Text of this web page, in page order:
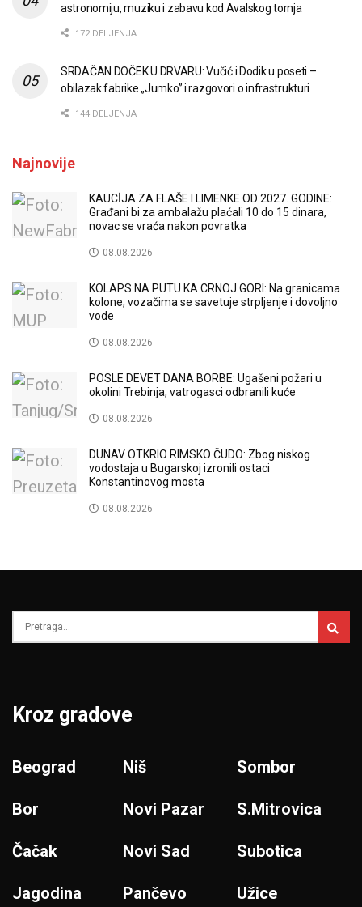
astronomiju, muziku i zabavu kod Avalskog tornja
172 DELJENJA
SRDAČAN DOČEK U DRVARU: Vučić i Dodik u poseti –
obilazak fabrike „Jumko” i razgovori o infrastrukturi
144 DELJENJA
Najnovije
KAUCİJA ZA FLAŠE I LIMENKE OD 2027. GODINE:
Građani bi za ambalažu plaćali 10 do 15 dinara,
novac se vraća nakon povratka
08.08.2026
KOLAPS NA PUTU KA CRNOJ GORI: Na granicama
kolone, vozačima se savetuje strpljenje i dovoljno
vode
08.08.2026
POSLE DEVET DANA BORBE: Ugašeni požari u
okolini Trebinja, vatrogasci odbranili kuće
08.08.2026
DUNAV OTKRIO RIMSKO ČUDO: Zbog niskog
vodostaja u Bugarskoj izronili ostaci
Konstantinovog mosta
08.08.2026
Kroz gradove
Beograd
Bor
Čačak
Jagodina
Niš
Novi Pazar
Novi Sad
Pančevo
Sombor
S.Mitrovica
Subotica
Užice